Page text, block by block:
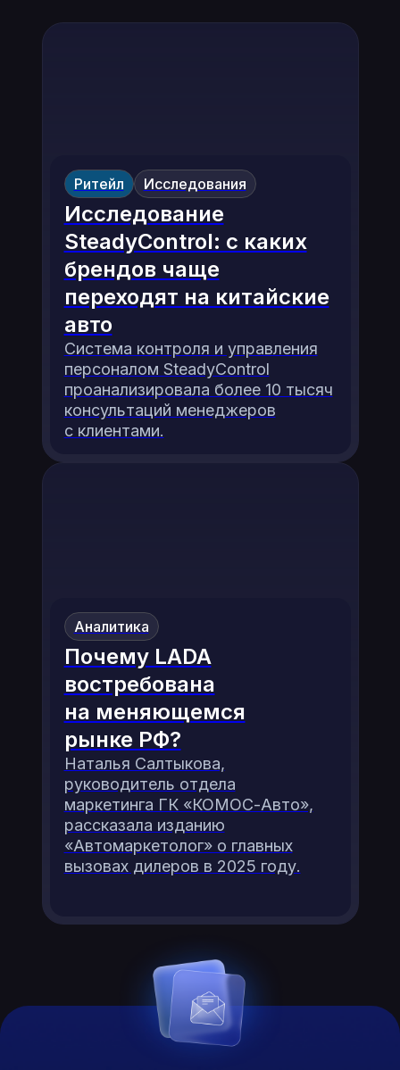
Ритейл Исследования
Исследование
SteadyControl: с каких
брендов чаще
переходят на китайские
авто
Система контроля и управления
персоналом SteadyControl
проанализировала более 10 тысяч
консультаций менеджеров
с клиентами.
Аналитика
Почему LADA
востребована
на меняющемся
рынке РФ?
Наталья Салтыкова,
руководитель отдела
маркетинга ГК «КОМОС-Авто»,
рассказала изданию
«Автомаркетолог» о главных
вызовах дилеров в 2025 году.